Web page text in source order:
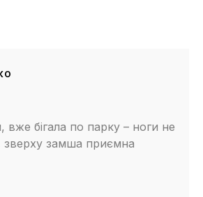
вже бігала по парку – ноги не
замша приємна